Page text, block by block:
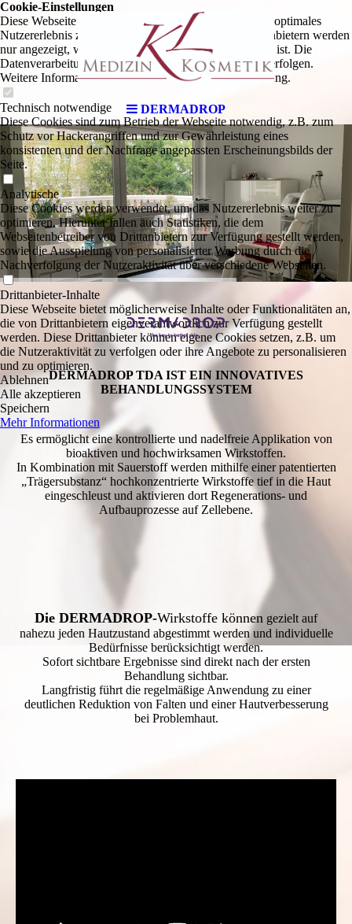
DERMADROP
DERMADROP TDA IST EIN INNOVATIVES
BEHANDLUNGSSYSTEM
Es ermöglicht eine kontrollierte und nadelfreie Applikation von
bioaktiven und hochwirksamen Wirkstoffen.
In Kombination mit Sauerstoff werden mithilfe einer patentierten
„Trägersubstanz“ hochkonzentrierte Wirkstoffe tief in die Haut
eingeschleust und aktivieren dort Regenerations- und
Aufbauprozesse auf Zellebene.
Die DERMADROP-Wirkstoffe können gezielt auf
nahezu jeden Hautzustand abgestimmt werden und individuelle
Bedürfnisse berücksichtigt werden.
Sofort sichtbare Ergebnisse sind direkt nach der ersten
Behandlung sichtbar.
Langfristig führt die regelmäßige Anwendung zu einer
deutlichen Reduktion von Falten und einer Hautverbesserung
bei Problemhaut.
Cookie-Einstellungen
Diese Webseite verwendet Cookies, um Besuchern ein optimales
Nutzererlebnis zu bieten. Bestimmte Inhalte von Drittanbietern werden
nur angezeigt, wenn die entsprechende Option aktiviert ist. Die
Datenverarbeitung kann dann auch in einem Drittland erfolgen.
Weitere Informationen hierzu in der Datenschutzerklärung.
Technisch notwendige
Diese Cookies sind zum Betrieb der Webseite notwendig, z.B. zum
Schutz vor Hackerangriffen und zur Gewährleistung eines
konsistenten und der Nachfrage angepassten Erscheinungsbilds der
Seite.
Analytische
Diese Cookies werden verwendet, um das Nutzererlebnis weiter zu
optimieren. Hierunter fallen auch Statistiken, die dem
Webseitenbetreiber von Drittanbietern zur Verfügung gestellt werden,
sowie die Ausspielung von personalisierter Werbung durch die
Nachverfolgung der Nutzeraktivität über verschiedene Webseiten.
Drittanbieter-Inhalte
Diese Webseite bietet möglicherweise Inhalte oder Funktionalitäten an,
die von Drittanbietern eigenverantwortlich zur Verfügung gestellt
werden. Diese Drittanbieter können eigene Cookies setzen, z.B. um
die Nutzeraktivität zu verfolgen oder ihre Angebote zu personalisieren
und zu optimieren.
Ablehnen
Alle akzeptieren
Speichern
Mehr Informationen